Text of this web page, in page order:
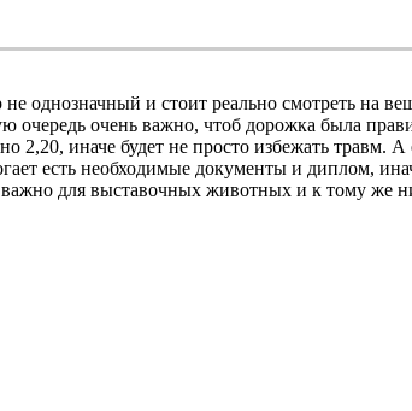
однозначный и стоит реально смотреть на
очередь очень важно, чтоб дорожка была
2,20, иначе будет не просто избежать травм.
есть необходимые документы и диплом,
для выставочных животных и к тому же